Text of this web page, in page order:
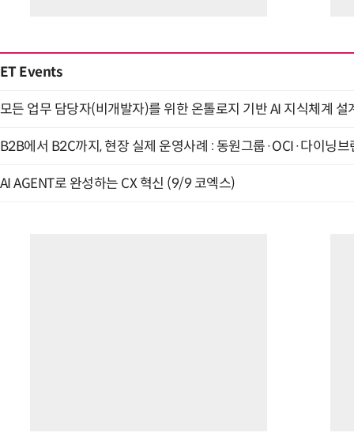
ET Events
모든 업무 담당자(비개발자)를 위한 온톨로지 기반 AI 지식체계
B2B에서 B2C까지, 현장 실제 운영사례 : 동원그룹·OCI·다이닝
AI AGENT로 완성하는 CX 혁신 (9/9 코엑스)